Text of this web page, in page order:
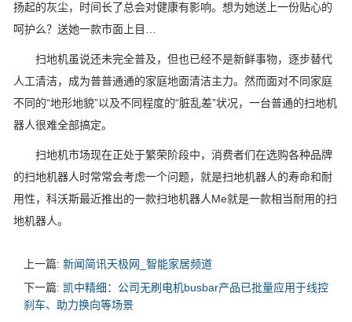
扬起的灰尘，时间长了总会对健康有影响。想为她送上一份贴心的
呵护么？送她一款市面上目…
扫地机虽说还未完全普及，但也已经不是新鲜事物，逐步替代
人工清洁，成为普普通通的家庭地面清洁主力。然而面对不同家庭
不同的“地形地貌”以及不同程度的“脏乱差”状况，一台普通的扫地机
器人很难全部搞定。
扫地机市场现在正处于繁荣阶段中，消费者们在选购各种品牌
的扫地机器人时常常会考虑一个问题，就是扫地机器人的寿命和耐
用性，科沃斯最近推出的一款扫地机器人Me就是一款相当耐用的扫
地机器人。
上一篇: 新闻简讯天极网_智能家居频道
下一篇: 凯中精细：公司无刷电机busbar产品已批量应用于线控
刹车、助力换向等场景